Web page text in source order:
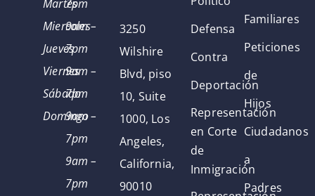
Martes
Miercoles
Jueves
Viernes
Sábado
Domingo
7pm
9am –
7pm
9am –
7pm
9am –
7pm
9am –
7pm
3250
Wilshire
Blvd, piso
10, Suite
1000, Los
Angeles,
California,
90010
Defensa
Contra
Deportación
Representación
en Corte
de
Inmigración
Familiares
Peticiones
de
Hijos
Ciudadanos
a
Padres